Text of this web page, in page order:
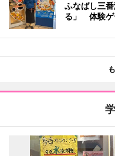
ふなばし三
る」 体験ゲ